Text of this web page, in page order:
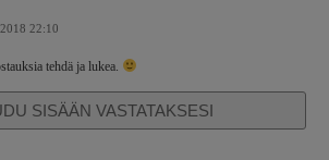
22:10
tehdä ja lukea.
SISÄÄN VASTATAKSESI